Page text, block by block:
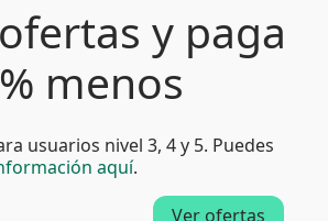
y paga
menos
usuarios nivel 3, 4 y 5. Puedes
aquí.
Ver ofertas